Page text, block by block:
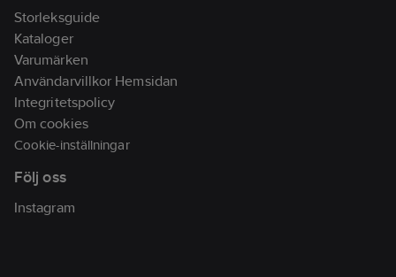
Storleksguide
Kataloger
Varumärken
Användarvillkor Hemsidan
Integritetspolicy
Om cookies
Cookie-inställningar
Följ oss
Instagram